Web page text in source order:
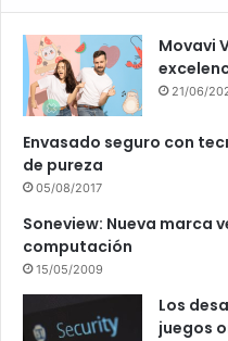
Movavi
21/06/
Envasado seguro con
de pureza
05/08/2017
Soneview: Nueva marca
computación
15/05/2009
Los
juegos